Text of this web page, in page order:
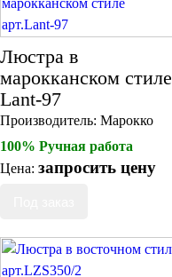
Люстра в
марокканском стиле
Lant-97
Производитель: Марокко
100% Ручная работа
Цена: запросить цену